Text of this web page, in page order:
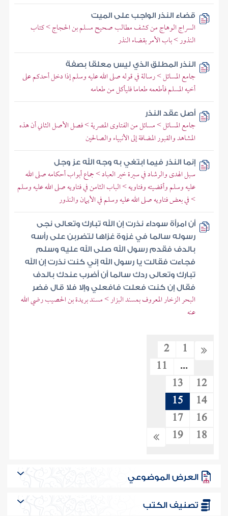
قضاء النذر الواجب على الميت
السراج الوهاج من كشف مطالب صحيح مسلم بن الحجاج > كتاب
النذور > باب الأمر بقضاء النذر
النذر المطلق الذي ليس معلقا بصفة
جامع المسائل > رسالة في قوله صلى الله عليه وسلم إذا دخل أحدكم على
أخيه المسلم فأطعمه طعاما فليأكل من طعامه
أصل عقد النذر
جامع المسائل > مسائل من الفتاوى المصرية > فصل الأصل الثاني أن هذه
المشاهد والقبور المضافة إلى الأنبياء والصالحين
إنما النذر فيما ابتغي به وجه الله عز وجل
سبل الهدى والرشاد في سيرة خير العباد > جماع أبواب أحكامه صلى الله
عليه وسلم وأقضيته وفتاويه > الباب الثامن في فتاويه صلى الله عليه وسلم
> في بعض فتاويه صلى الله عليه وسلم في الأيمان والنذور
أن امرأة سوداء نذرت إن الله تبارك وتعالى نجى
رسوله سالما في غزوة غزاها لتضربن على رأسه
بالدف فقدم رسول الله صلى الله عليه وسلم
فجاءت فقالت يا رسول الله إني كنت نذرت إن الله
تبارك وتعالى ردك سالما أن أضرب عندك بالدف
فقال إن كنت فعلت فافعلي وإلا فلا قال فضر
البحر الزخار المعروف بمسند البزار > مسند بريدة بن الحصيب رضي الله
عنه
1
2
...
11
12
13
14
15
16
17
18
19
العرض الموضوعي
تصنيف الكتب